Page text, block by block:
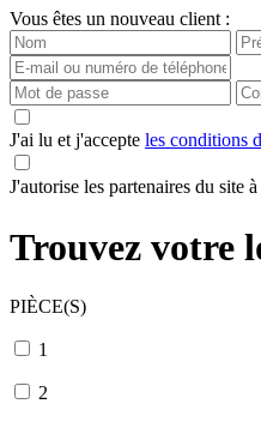
Vous êtes un nouveau client :
J'ai lu et j'accepte les conditions
J'autorise les partenaires du site
Trouvez votre
PIÈCE(S)
1
2